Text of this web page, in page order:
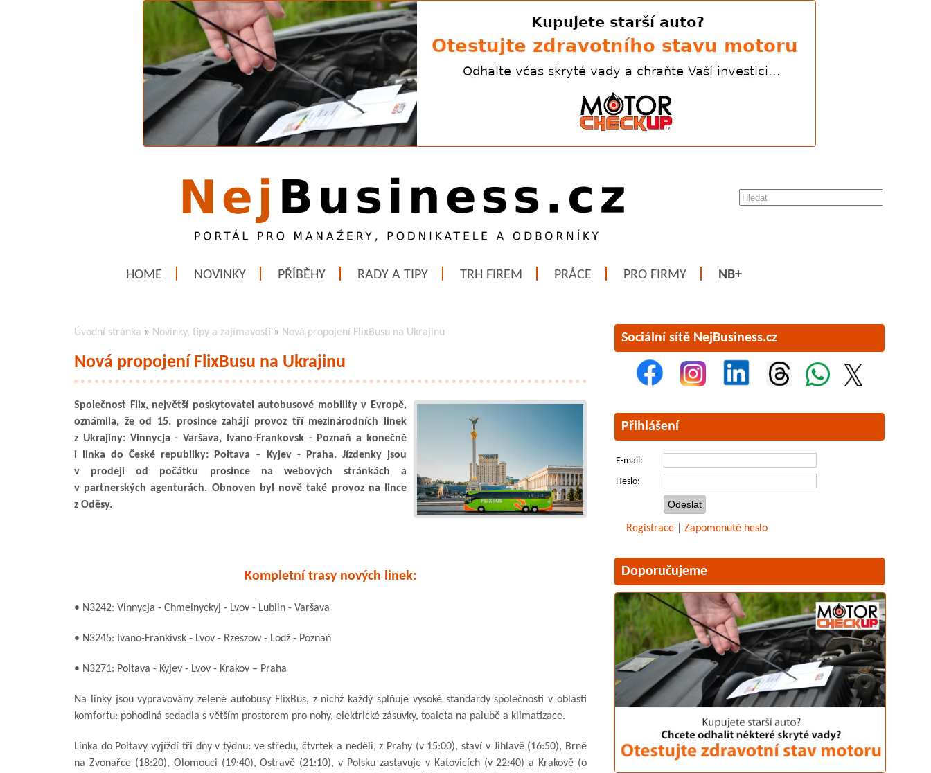
HOME NOVINKY PŘÍBĚHY RADY A TIPY TRH FIREM PRÁCE PRO FIRMY NB+
Úvodní stránka » Novinky, tipy a zajímavosti » Nová propojení FlixBusu na Ukrajinu
Nová propojení FlixBusu na Ukrajinu
Společnost Flix, největší poskytovatel autobusové mobility v Evropě,
oznámila, že od 15. prosince zahájí provoz tří mezinárodních linek
z Ukrajiny: Vinnycja - Varšava, Ivano-Frankovsk - Poznaň a konečně
i linka do České republiky: Poltava – Kyjev - Praha. Jízdenky jsou
v prodeji od počátku prosince na webových stránkách a
v partnerských agenturách. Obnoven byl nově také provoz na lince
z Oděsy.
Kompletní trasy nových linek:
• N3242: Vinnycja - Chmelnyckyj - Lvov - Lublin - Varšava
• N3245: Ivano-Frankivsk - Lvov - Rzeszow - Lodž - Poznaň
• N3271: Poltava - Kyjev - Lvov - Krakov – Praha
Na linky jsou vypravovány zelené autobusy FlixBus, z nichž každý splňuje vysoké standardy společnosti v oblasti
komfortu: pohodlná sedadla s větším prostorem pro nohy, elektrické zásuvky, toaleta na palubě a klimatizace.
Linka do Poltavy vyjíždí tři dny v týdnu: ve středu, čtvrtek a neděli, z Prahy (v 15:00), staví v Jihlavě (16:50), Brně
na Zvonařce (18:20), Olomouci (19:40), Ostravě (21:10), v Polsku zastavuje v Katovicích (v 22:40) a Krakově (o
Sociální sítě NejBusiness.cz
Přihlášení
E-mail:
Heslo:
Registrace Zapomenuté heslo
Doporučujeme